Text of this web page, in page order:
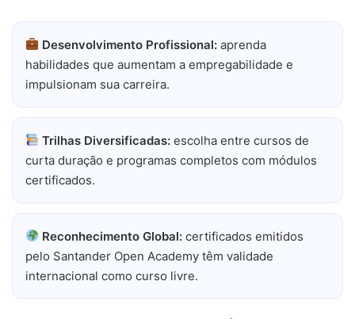
Desenvolvimento Profissional: aprenda
habilidades que aumentam a empregabilidade e
impulsionam sua carreira.
Trilhas Diversificadas: escolha entre cursos de
curta duração e programas completos com módulos
certificados.
Reconhecimento Global: certificados emitidos
pelo Santander Open Academy têm validade
internacional como curso livre.